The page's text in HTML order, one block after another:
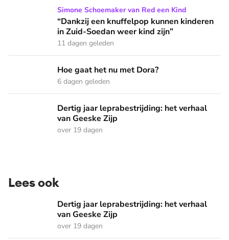
“Dankzij een knuffelpop kunnen kinderen in Zuid-Soedan
Simone Schoemaker van Red een Kind
“Dankzij een knuffelpop kunnen kinderen
in Zuid-Soedan weer kind zijn”
11 dagen geleden
Hoe gaat het nu met Dora?
Hoe gaat het nu met Dora?
6 dagen geleden
Dertig jaar leprabestrijding: het verhaal van Geeske Zijp
Dertig jaar leprabestrijding: het verhaal
van Geeske Zijp
over 19 dagen
Lees ook
Dertig jaar leprabestrijding: het verhaal van Geeske Zijp
Dertig jaar leprabestrijding: het verhaal
van Geeske Zijp
over 19 dagen